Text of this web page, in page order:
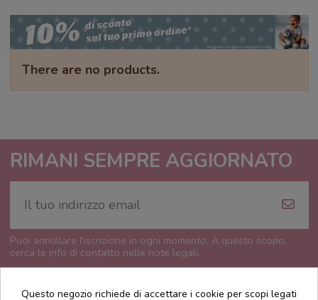
There are no products.
RIMANI SEMPRE AGGIORNATO
Puoi annullare l'iscrizione in ogni momento. A questo scopo,
cerca le info di contatto nelle note legali.
Questo negozio richiede di accettare i cookie per scopi legati